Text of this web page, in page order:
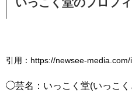
引用：https://newsee-
◯芸名：いっこく堂(いっこく